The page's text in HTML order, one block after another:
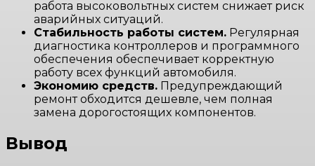
работа высоковольтных систем снижает риск
аварийных ситуаций.
Стабильность работы систем. Регулярная
диагностика контроллеров и программного
обеспечения обеспечивает корректную
работу всех функций автомобиля.
Экономию средств. Предупреждающий
ремонт обходится дешевле, чем полная
замена дорогостоящих компонентов.
Вывод